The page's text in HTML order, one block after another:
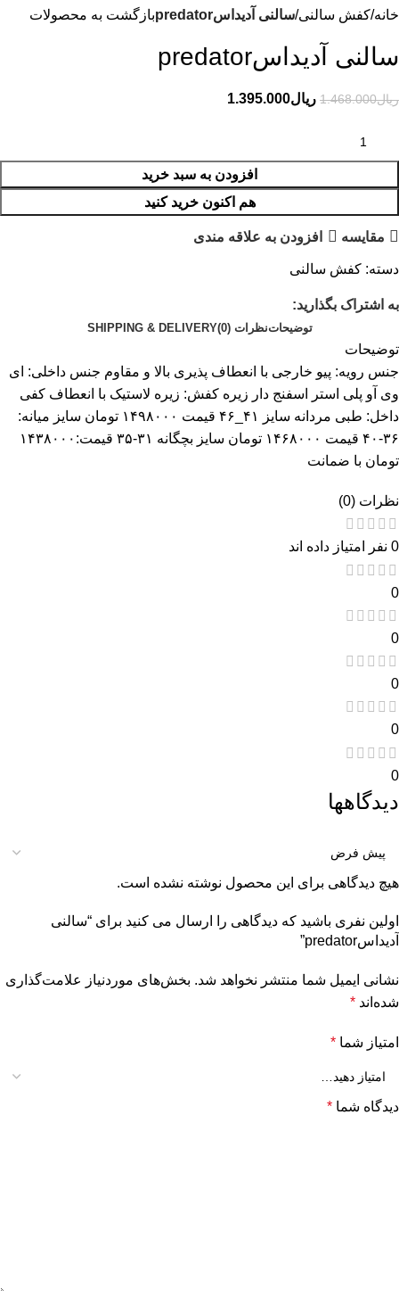
خانه کفش سالنی سالنی آدیداسpredator بازگشت به محصولات
سالنی آدیداسpredator
ریال1.468.000 ریال1.395.000
افزودن به سبد خرید
هم اکنون خرید کنید
مقایسه افزودن به علاقه مندی
دسته: کفش سالنی
به اشتراک بگذارید:
توضیحاتنظرات (0) SHIPPING & DELIVERY
توضیحات
جنس رویه: پیو خارجی با انعطاف پذیری بالا و مقاوم جنس داخلی: ای
وی آو پلی استر اسفنج دار زیره کفش: زیره لاستیک با انعطاف کفی
داخل: طبی مردانه سایز ۴۱_۴۶ قیمت ۱۴۹۸۰۰۰ تومان سایز میانه:
۳۶-۴۰ قیمت ۱۴۶۸۰۰۰ تومان سایز بچگانه ۳۱-۳۵ قیمت:۱۴۳۸۰۰۰
تومان با ضمانت
نظرات (0)
0 نفر امتیاز داده اند
0
0
0
0
0
دیدگاهها
هیچ دیدگاهی برای این محصول نوشته نشده است.
اولین نفری باشید که دیدگاهی را ارسال می کنید برای “سالنی
آدیداسpredator”
نشانی ایمیل شما منتشر نخواهد شد. بخش‌های موردنیاز علامت‌گذاری
شده‌اند *
امتیاز شما *
دیدگاه شما *